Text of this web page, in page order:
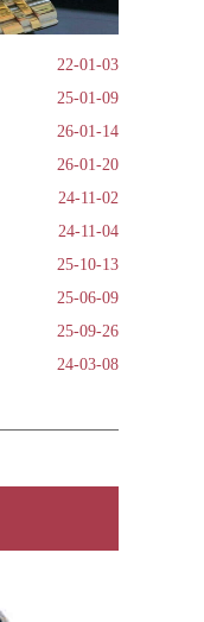
22-01-03
25-01-09
26-01-14
26-01-20
24-11-02
24-11-04
25-10-13
25-06-09
25-09-26
24-03-08